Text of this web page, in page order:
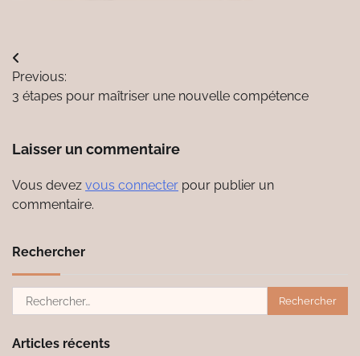
Navigation
de
Previous:
3 étapes pour maîtriser une nouvelle compétence
Laisser un commentaire
Vous devez vous connecter pour publier un
commentaire.
Rechercher
Rechercher :
Articles récents